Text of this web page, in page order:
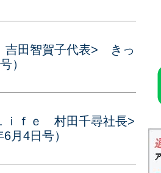
吉田智賀子代表> きっ
）
ｉｆｅ 村田千尋社長>
月4日号）